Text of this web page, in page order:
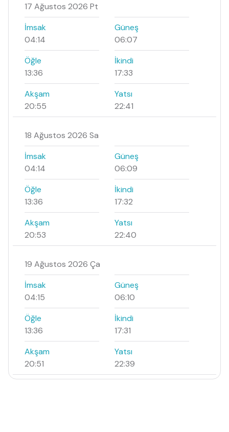
17 Ağustos 2026 Pt
İmsak
04:14
Güneş
06:07
Öğle
13:36
İkindi
17:33
Akşam
20:55
Yatsı
22:41
18 Ağustos 2026 Sa
İmsak
04:14
Güneş
06:09
Öğle
13:36
İkindi
17:32
Akşam
20:53
Yatsı
22:40
19 Ağustos 2026 Ça
İmsak
04:15
Güneş
06:10
Öğle
13:36
İkindi
17:31
Akşam
20:51
Yatsı
22:39